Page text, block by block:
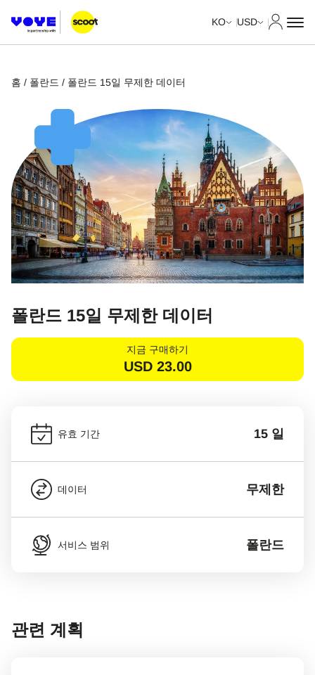
KO USD
홈 / 폴란드 / 폴란드 15일 무제한 데이터
폴란드 15일 무제한 데이터
지금 구매하기
USD 23.00
유효 기간 15 일
데이터 무제한
서비스 범위 폴란드
관련 계획